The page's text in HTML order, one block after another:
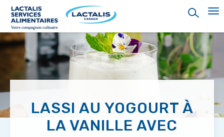
main
content
LASSI AU YOGOURT À
LA VANILLE AVEC